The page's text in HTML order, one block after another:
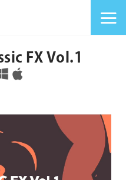
FX Vol.1
OS